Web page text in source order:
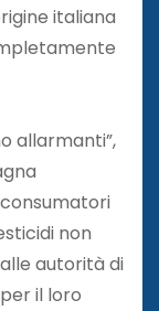
italiana
allarmanti”,
non
autorità di
il loro